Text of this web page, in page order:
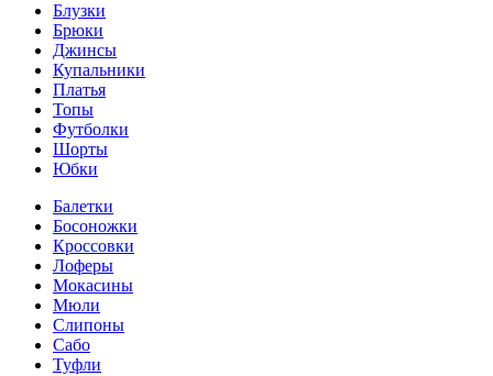
Блузки
Брюки
Джинсы
Купальники
Платья
Топы
Футболки
Шорты
Юбки
Балетки
Босоножки
Кроссовки
Лоферы
Мокасины
Мюли
Слипоны
Сабо
Туфли